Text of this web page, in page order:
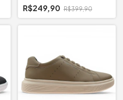
R$249,90 R$399,90